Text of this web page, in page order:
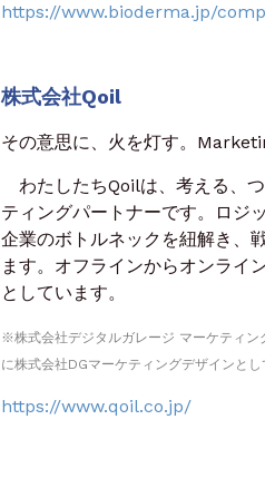
https://www.bioderma.jp/
株式会社Qoil
その意思に、火を灯す。
わたしたちQoilは、考える、
ティングパートナーです。ロジ
企業のボトルネックを紐解き、
ます。オフラインからオンライ
としています。
※株式会社デジタルガレージ マーケティン
に株式会社DGマーケティングデザインと
https://www.qoil.co.jp/